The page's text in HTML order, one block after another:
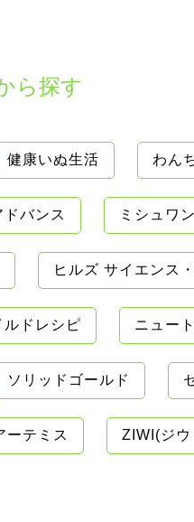
ら探す
健康いぬ生活 わん
ドバンス ミシュワ
ヒルズ サイエンス
ルドレシピ ニュー
ソリッドゴールド
ーテミス ZIWI(ジウ